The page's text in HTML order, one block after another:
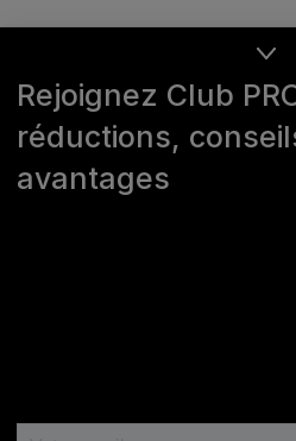
Rejoignez Club
réductions,
avantages